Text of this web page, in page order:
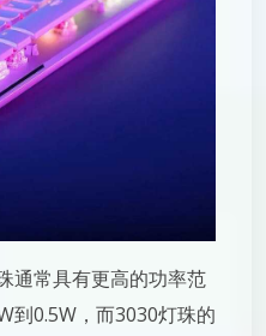
通常具有更高的功率范
到0.5W，而3030灯珠的